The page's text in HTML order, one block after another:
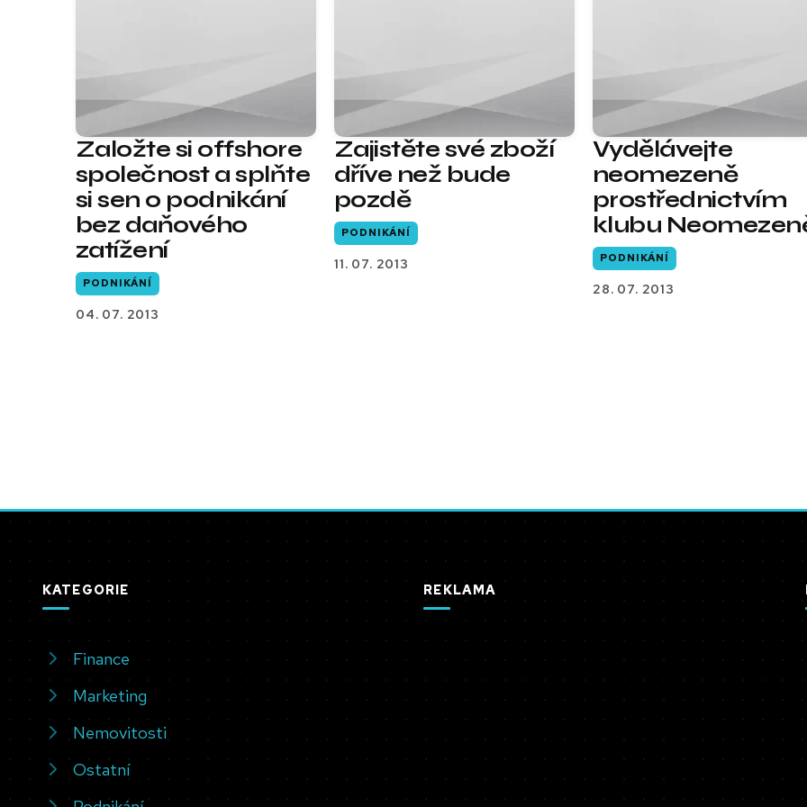
Založte si offshore
společnost a splňte
si sen o podnikání
bez daňového
zatížení
PODNIKÁNÍ
04. 07. 2013
Zajistěte své zboží
dříve než bude
pozdě
PODNIKÁNÍ
11. 07. 2013
Vydělávejte
neomezeně
prostřednictvím
klubu
PODNIKÁNÍ
28. 07. 2013
KATEGORIE
Finance
Marketing
Nemovitosti
Ostatní
REKLAMA